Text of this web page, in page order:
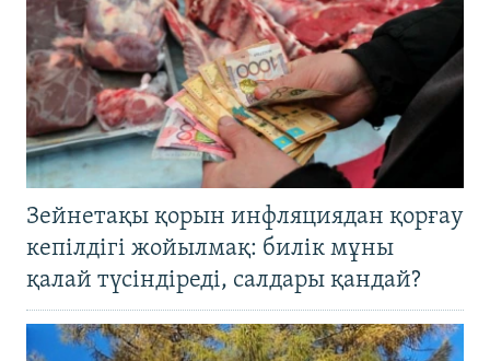
Зейнетақы қорын инфляциядан қорғау
кепілдігі жойылмақ: билік мұны
қалай түсіндіреді, салдары қандай?